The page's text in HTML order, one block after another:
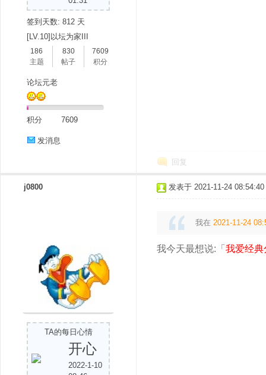
签到天数: 812 天
[LV.10]以坛为家III
186
主题
830
帖子
7609
积分
论坛元老
积分 7609
发消息
回复
j0800
TA的每日心情
开心
2022-1-10
发表于 2021-11-24 08:54:40
我在 2021-11-24
我今天最想说:「 我爱经典